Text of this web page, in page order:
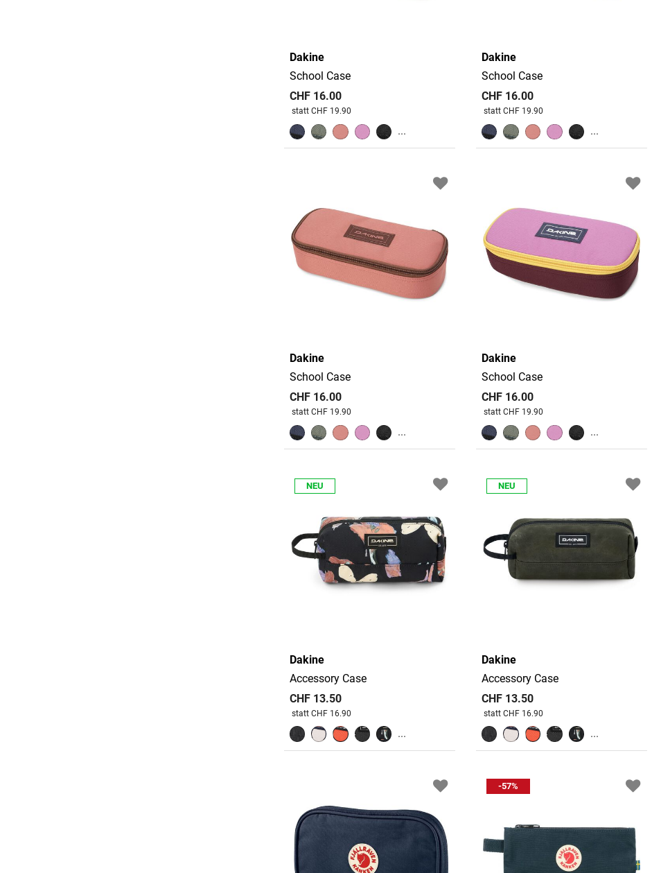
Dakine
School Case
CHF 16.00
Preis reduziert von
statt CHF 19.90An
...
Dakine
School Case
CHF 16.00
Preis reduziert von
statt CHF 19.90An
...
Dakine
School Case
CHF 16.00
Preis reduziert von
statt CHF 19.90An
...
Dakine
School Case
CHF 16.00
Preis reduziert von
statt CHF 19.90An
...
NEU
Dakine
Accessory Case
CHF 13.50
Preis reduziert von
statt CHF 16.90An
...
NEU
Dakine
Accessory Case
CHF 13.50
Preis reduziert von
statt CHF 16.90An
...
-57%